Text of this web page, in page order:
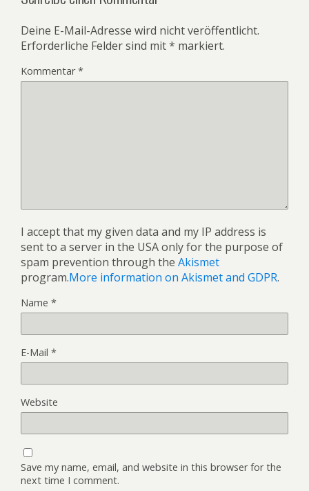
Deine E-Mail-Adresse wird nicht veröffentlicht.
Erforderliche Felder sind mit* markiert.
Kommentar*
I accept that my given data and my IP address is
sent to a server in the USA only for the purpose of
spam prevention through the Akismet
program.More information on Akismet and GDPR.
Name *
E-Mail *
Website
Save my name, email, and website in this browser for the
next time I comment.